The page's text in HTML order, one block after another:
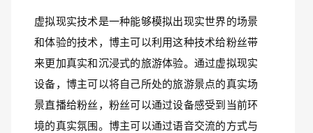
虚拟现实技术是一种能够模拟出现实世界的场景
和体验的技术，博主可以利用这种技术给粉丝带
来更加真实和沉浸式的旅游体验。通过虚拟现实
设备，博主可以将自己所处的旅游景点的真实场
景直播给粉丝，粉丝可以通过设备感受到当前环
境的真实氛围。博主可以通过语音交流的方式与